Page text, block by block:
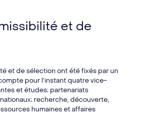
et de
et de sélection ont été fixés par un
pour l’instant quatre vice-
et études; partenariats
recherche, découverte,
humaines et affaires